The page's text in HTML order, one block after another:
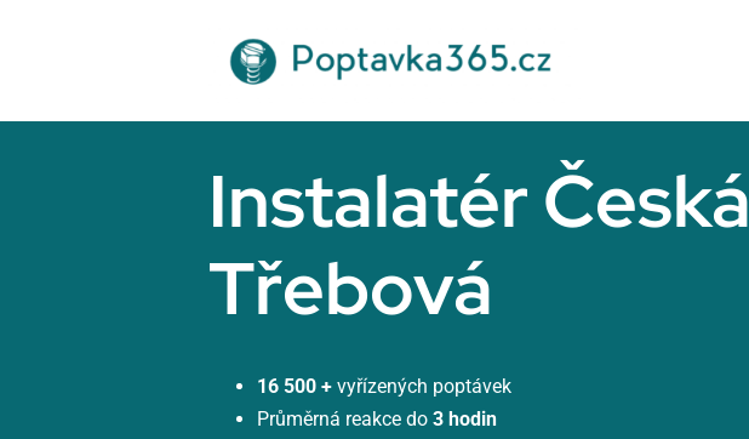
Instalatér Česká
Třebová
16 500 + vyřízených poptávek
Průměrná reakce do 3 hodin